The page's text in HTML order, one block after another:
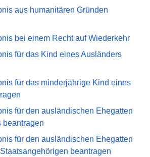
aus humanitären Gründen
bei einem Recht auf Wiederkehr
für das Kind eines Ausländers
für das minderjährige Kind eines
für den ausländischen Ehegatten
beantragen
für den ausländischen Ehegatten
beantragen